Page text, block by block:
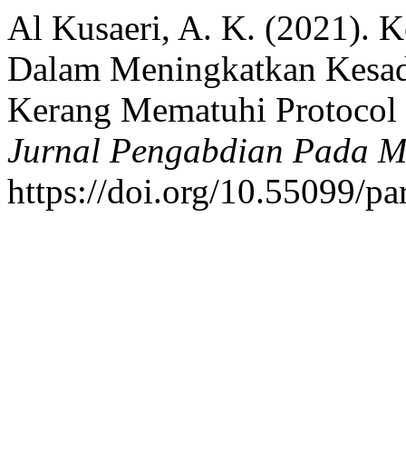
Al Kusaeri, A. K. (2021).
Dalam Meningkatkan
Kerang Mematuhi
Jurnal Pengabdian Pada
https://doi.org/10.55099/